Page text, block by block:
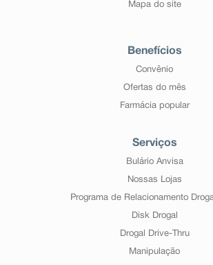
Mapa do site
Benefícios
Convênio
Ofertas do mês
Farmácia popular
Serviços
Bulário Anvisa
Nossas Lojas
Programa de Relacionamento
Disk Drogal
Drogal Drive-Thru
Manipulação